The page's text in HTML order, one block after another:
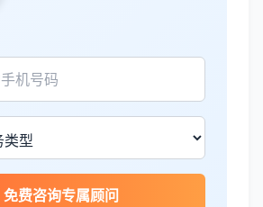
免费咨询专属顾问
效，一周就完成了泰国公司注
★★★★★